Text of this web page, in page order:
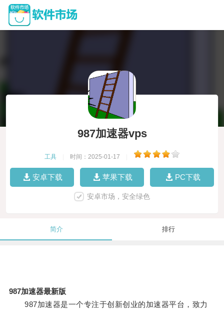
987加速器vps
工具 时间：2025-01-17
安卓下载 苹果下载 PC下载
安卓市场，安全绿色
简介 排行
987加速器最新版
987加速器是一个专注于创新创业的加速器平台，致力